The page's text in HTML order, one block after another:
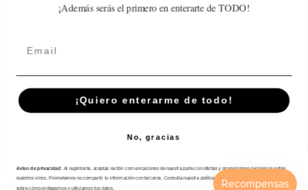
Write a review
Suscríbete A Nuestra Newsletter
Tienda
¡Además serás el primero en enterarte de TODO!
¡Quiero enterarme de todo!
No, gracias
Aviso de privacidad: Al registrarte, aceptas recibir comunicaciones de nuestra parte con ofertas y promociones exclusivas sobre
nuestros vinos. Prometemos no compartir tu información con terceros. Consulta nuestra política de privacidad para más detalles
sobre cómo protegemos y utilizamos tus datos.